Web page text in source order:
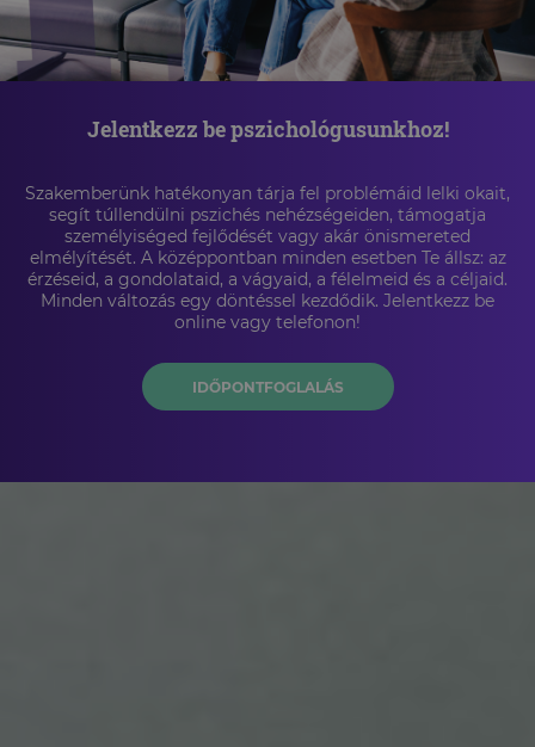
Jelentkezz be pszichológusunkhoz!
Szakemberünk hatékonyan tárja fel problémáid lelki okait,
segít túllendülni pszichés nehézségeiden, támogatja
személyiséged fejlődését vagy akár önismereted
elmélyítését. A középpontban minden esetben Te állsz: az
érzéseid, a gondolataid, a vágyaid, a félelmeid és a céljaid.
Minden változás egy döntéssel kezdődik. Jelentkezz be
online vagy telefonon!
IDŐPONTFOGLALÁS